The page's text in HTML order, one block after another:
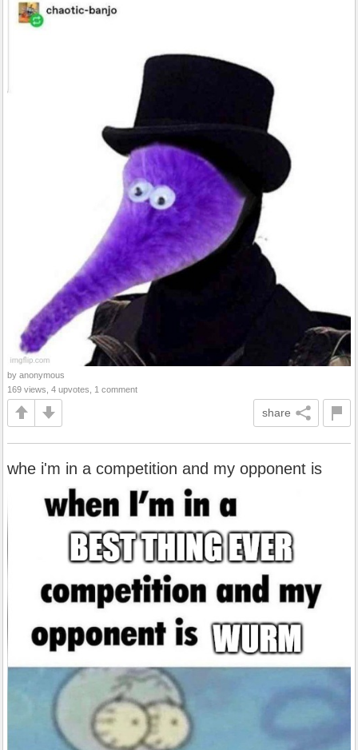
by anonymous
169 views, 4 upvotes, 1 comment
share
whe i'm in a competition and my opponent is